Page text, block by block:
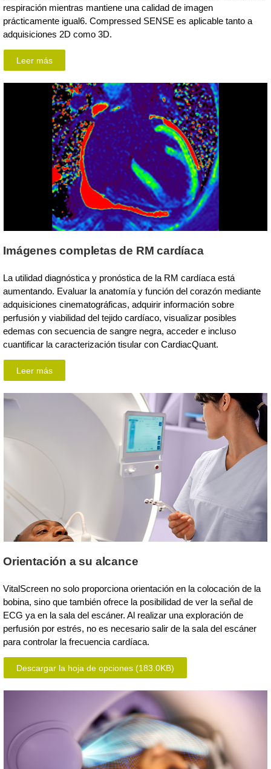
respiración mientras mantiene una calidad de imagen
prácticamente igual6. Compressed SENSE es aplicable tanto a
adquisiciones 2D como 3D.
Leer más
Imágenes completas de RM cardíaca
La utilidad diagnóstica y pronóstica de la RM cardíaca está
aumentando. Evaluar la anatomía y función del corazón mediante
adquisiciones cinematográficas, adquirir información sobre
perfusión y viabilidad del tejido cardíaco, visualizar posibles
edemas con secuencia de sangre negra, acceder e incluso
cuantificar la caracterización tisular con CardiacQuant.
Leer más
Orientación a su alcance
VitalScreen no solo proporciona orientación en la colocación de la
bobina, sino que también ofrece la posibilidad de ver la señal de
ECG ya en la sala del escáner. Al realizar una exploración de
perfusión por estrés, no es necesario salir de la sala del escáner
para controlar la frecuencia cardíaca.
Descargar la hoja de opciones (183.0KB)